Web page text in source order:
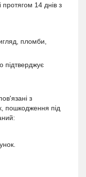
14 днів з
пломби,
підтверджує
з
пошкодження під